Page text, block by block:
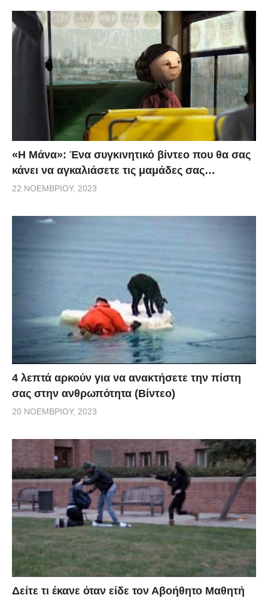
«H Μάνα»: Ένα συγκινητικό βίντεο που θα σας
κάνει να αγκαλιάσετε τις μαμάδες σας…
22 ΝΟΕΜΒΡΊΟΥ, 2023
4 λεπτά αρκούν για να ανακτήσετε την πίστη
σας στην ανθρωπότητα (Βίντεο)
20 ΝΟΕΜΒΡΊΟΥ, 2023
Δείτε τι έκανε όταν είδε τον Αβοήθητο Μαθητή